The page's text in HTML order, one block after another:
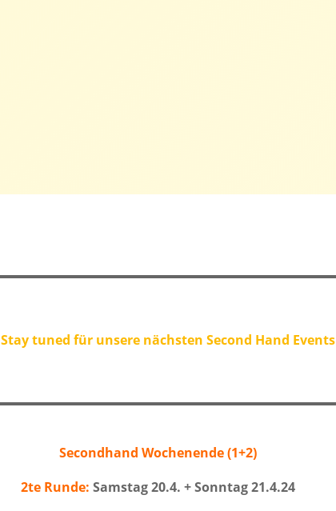
Stay tuned für unsere nächsten Second Hand Events
Secondhand Wochenende (1+2)
2te Runde: Samstag 20.4. + Sonntag 21.4.24